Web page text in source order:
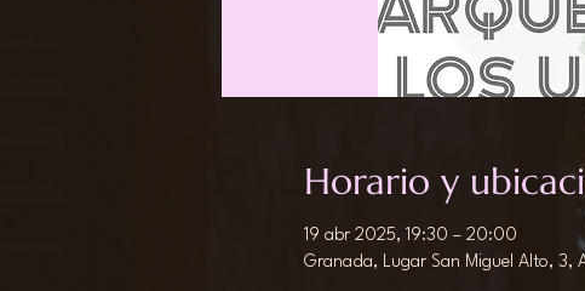
Horario y
19 abr 2025, 19:30 – 20:00
Granada, Lugar San Miguel Alto, 3,